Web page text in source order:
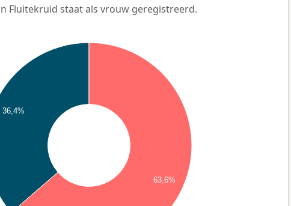
Fluitekruid staat als vrouw geregistreerd.
36,4%
63,6%